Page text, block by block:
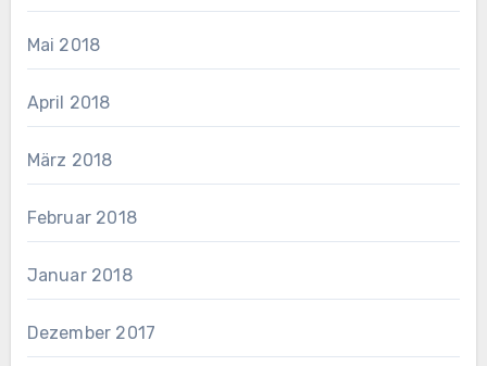
Mai 2018
April 2018
März 2018
Februar 2018
Januar 2018
Dezember 2017